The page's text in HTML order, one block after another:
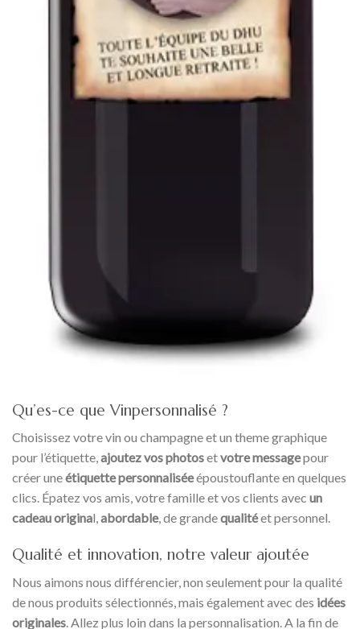
Qu’es-ce que Vinpersonnalisé ?
Choisissez votre vin ou champagne et un theme graphique
pour l’étiquette,ajoutez vos photosetvotre messagepour
créer uneétiquette personnaliséeépoustouflante en quelques
clics. Épatez vos amis, votre famille et vos clients avec un
cadeau original,abordable, de grandequalitéet personnel.
Qualité et innovation, notre valeur ajoutée
Nous aimons nous différencier, non seulement pour la qualité
de nous produits sélectionnés, mais également avec des idées
originales . Allez plus loin dans la personnalisation. A la fin de